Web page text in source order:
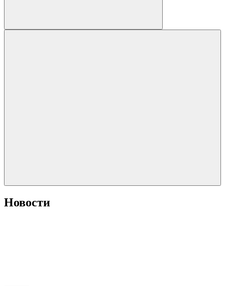
Новости